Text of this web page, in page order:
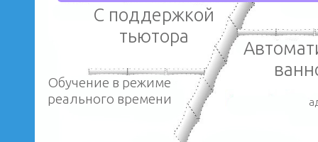
С поддержкой
тьютора
Обучение в режиме
реального времени